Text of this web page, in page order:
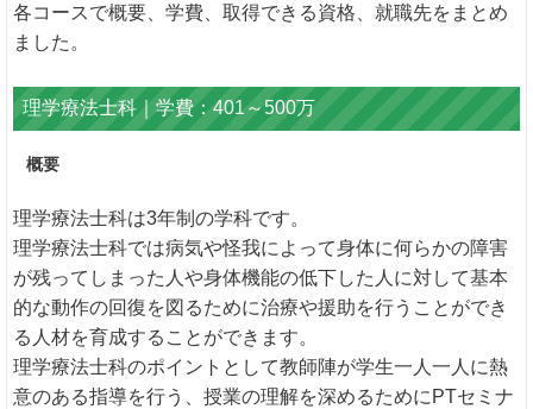
各コースで概要、学費、取得できる資格、就職先をまとめ
ました。
理学療法士科｜学費：401～500万
概要
理学療法士科は3年制の学科です。
理学療法士科では病気や怪我によって身体に何らかの障害
が残ってしまった人や身体機能の低下した人に対して基本
的な動作の回復を図るために治療や援助を行うことができ
る人材を育成することができます。
理学療法士科のポイントとして教師陣が学生一人一人に熱
意のある指導を行う、授業の理解を深めるためにPTセミナ